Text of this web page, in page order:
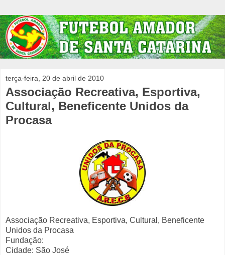
terça-feira, 20 de abril de 2010
Associação Recreativa, Esportiva,
Cultural, Beneficente Unidos da
Procasa
Associação Recreativa, Esportiva, Cultural, Beneficente
Unidos da Procasa
Fundação:
Cidade: São José